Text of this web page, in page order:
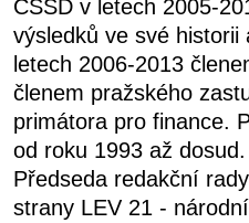
ČSSD v letech 2005-
výsledků ve své
letech 2006-2013
členem pražského
primátora pro finance.
od roku 1993 až
Předseda redakční
strany LEV 21 -